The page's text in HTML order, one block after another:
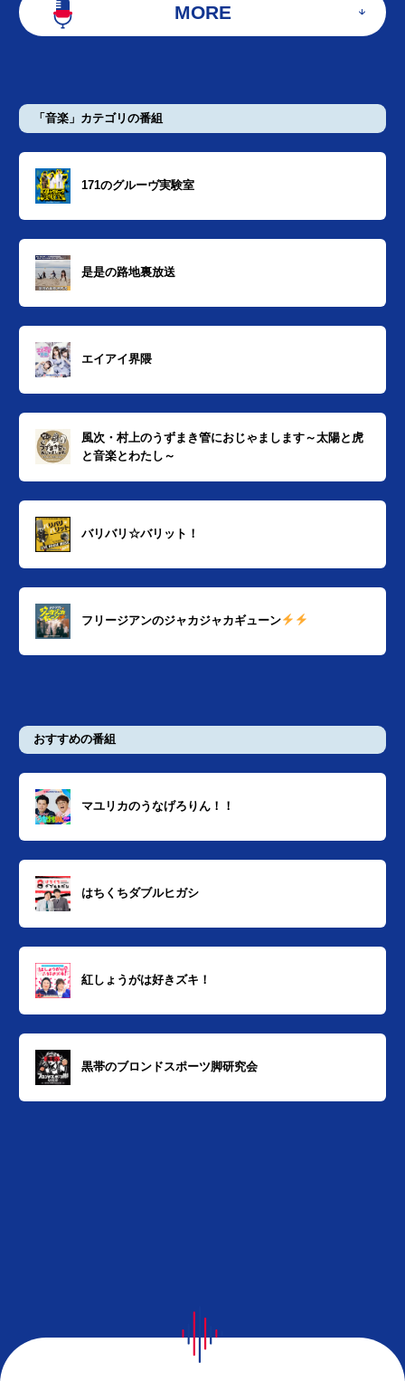
MORE
「音楽」カテゴリの番組
171のグルーヴ実験室
是是の路地裏放送
エイアイ界隈
風次・村上のうずまき管におじゃまします～太陽と虎
と音楽とわたし～
バリバリ☆バリット！
フリージアンのジャカジャカギューン
おすすめの番組
マユリカのうなげろりん！！
はちくちダブルヒガシ
紅しょうがは好きズキ！
黒帯のブロンドスポーツ脚研究会